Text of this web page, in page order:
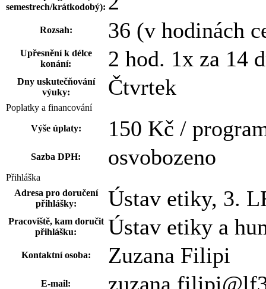
semestrech/krátkodobý):
Rozsah: 36 (v hodinách
Upřesnění k délce
konání:
2 hod. 1x za 14
Dny uskutečňování
výuky:
Čtvrtek
Poplatky a financování
Výše úplaty: 150 Kč /
Sazba DPH: osvobozeno
Přihláška
Adresa pro doručení
přihlášky:
Ústav etiky, 3.
Pracoviště, kam doručit
přihlášku:
Ústav etiky a
Kontaktní osoba: Zuzana Filipi
E-mail: